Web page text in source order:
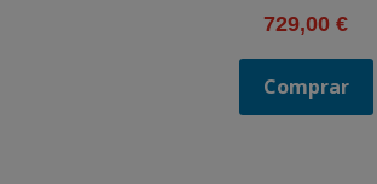
729,00€
Comprar